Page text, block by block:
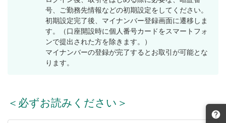
号、ご勤務先情報などの初期設定をしてください。
初期設定完了後、マイナンバー登録画面に遷移しま
す。（口座開設時に個人番号カードをスマートフォ
ンで提出された方を除きます。）
マイナンバーの登録が完了するとお取引が可能とな
ります。
＜必ずお読みください＞